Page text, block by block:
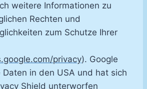
weitere Informationen zu
Rechten und
zum Schutze Ihrer
privacy). Google
in den USA und hat sich
Shield unterworfen